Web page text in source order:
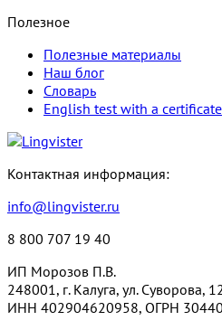
Полезное
Полезные материалы
Наш блог
Словарь
English test with a certificate
Контактная информация:
info@lingvister.ru
8 800 707 19 40
ИП Морозов П.В.
248001, г. Калуга, ул. Суворова,
ИНН 402904620958, ОГРН